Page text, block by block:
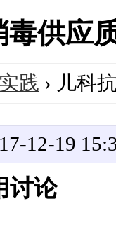
毒供应
践 › 儿科
12-19
讨论